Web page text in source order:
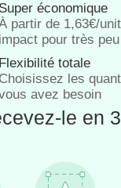
Super économique
partir de 1,63€/
impact pour très peu
Flexibilité totale
Choisissez les
avez besoin
le en